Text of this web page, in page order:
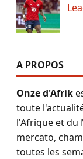
A PROPOS
Onze d'Afrik
toute
l'Afrique et du
mercato,
toutes les